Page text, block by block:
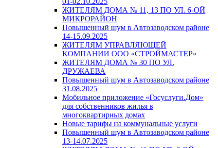
ЖИТЕЛЯМ ДОМА № 11, 13 ПО УЛ. 6-ОЙ
МИКРОРАЙОН
Повышенный шум в Автозаводском районе
14-15.09.2025
ЖИТЕЛЯМ УПРАВЛЯЮЩЕЙ
КОМПАНИИ ООО «СТРОЙМАСТЕР»
ЖИТЕЛЯМ ДОМА № 30 ПО УЛ.
ДРУЖАЕВА
Повышенный шум в Автозаводском районе
31.08.2025
Мобильное приложение «Госуслуги.Дом»
для собственников жилья в
многоквартирных домах
Новые тарифы на коммунальные услуги
Повышенный шум в Автозаводском районе
13-14.07.2025